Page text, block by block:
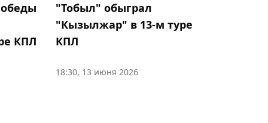
"Алтаем" на 93-й минуте
отметился
18:20, 08 августа 2026
КПЛ
"Тобыл" обыграл
"Кызылжар" в 13-м туре
КПЛ
18:30, 13 июня 2026